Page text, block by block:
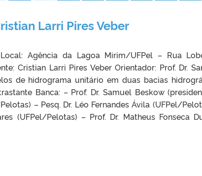
Larri Pires Veber
Agência da Lagoa Mirim/UFPel – Rua
Cristian Larri Pires Veber Orientador: Prof. Dr.
de hidrograma unitário em duas bacias
Banca: – Prof. Dr. Samuel Beskow
– Pesq. Dr. Léo Fernandes Ávila (UFPel/
(UFPel/Pelotas) – Prof. Dr. Matheus Fonseca